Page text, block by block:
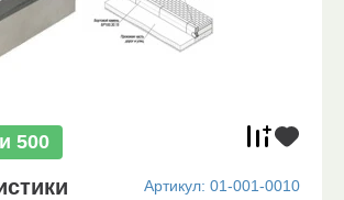
500
Артикул: 01-001-0010